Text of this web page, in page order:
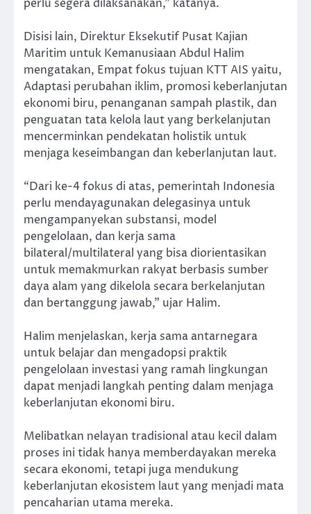
perlu segera dilaksanakan,” katanya.
Disisi lain, Direktur Eksekutif Pusat Kajian
Maritim untuk Kemanusiaan Abdul Halim
mengatakan, Empat fokus tujuan KTT AIS yaitu,
Adaptasi perubahan iklim, promosi keberlanjutan
ekonomi biru, penanganan sampah plastik, dan
penguatan tata kelola laut yang berkelanjutan
mencerminkan pendekatan holistik untuk
menjaga keseimbangan dan keberlanjutan laut.
“Dari ke-4 fokus di atas, pemerintah Indonesia
perlu mendayagunakan delegasinya untuk
mengampanyekan substansi, model
pengelolaan, dan kerja sama
bilateral/multilateral yang bisa diorientasikan
untuk memakmurkan rakyat berbasis sumber
daya alam yang dikelola secara berkelanjutan
dan bertanggung jawab,” ujar Halim.
Halim menjelaskan, kerja sama antarnegara
untuk belajar dan mengadopsi praktik
pengelolaan investasi yang ramah lingkungan
dapat menjadi langkah penting dalam menjaga
keberlanjutan ekonomi biru.
Melibatkan nelayan tradisional atau kecil dalam
proses ini tidak hanya memberdayakan mereka
secara ekonomi, tetapi juga mendukung
keberlanjutan ekosistem laut yang menjadi mata
pencaharian utama mereka.